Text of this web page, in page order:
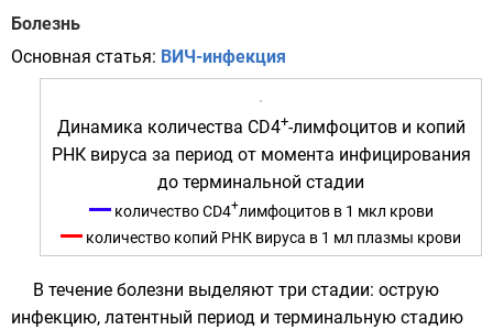
Болезнь
Основная статья: ВИЧ-инфекция
Динамика количества CD4+-лимфоцитов и копий
РНК вируса за период от момента инфицирования
до терминальной стадии
количество CD4+лимфоцитов в 1 мкл крови
количество копий РНК вируса в 1 мл плазмы крови
В течение болезни выделяют три стадии: острую
инфекцию, латентный период и терминальную стадию